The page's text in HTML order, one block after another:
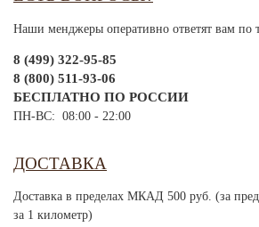
Наши менджеры оперативно ответят вам по
8 (499) 322-95-85
8 (800) 511-93-06
БЕСПЛАТНО ПО РОССИИ
ПН-ВС: 08:00 - 22:00
ДОСТАВКА
Доставка в пределах МКАД 500 руб. (за
за 1 километр)